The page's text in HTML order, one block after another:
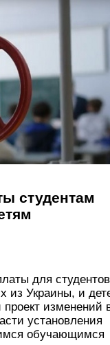
студентам
для студентов
из Украины, и
изменений
установления
обучающимся